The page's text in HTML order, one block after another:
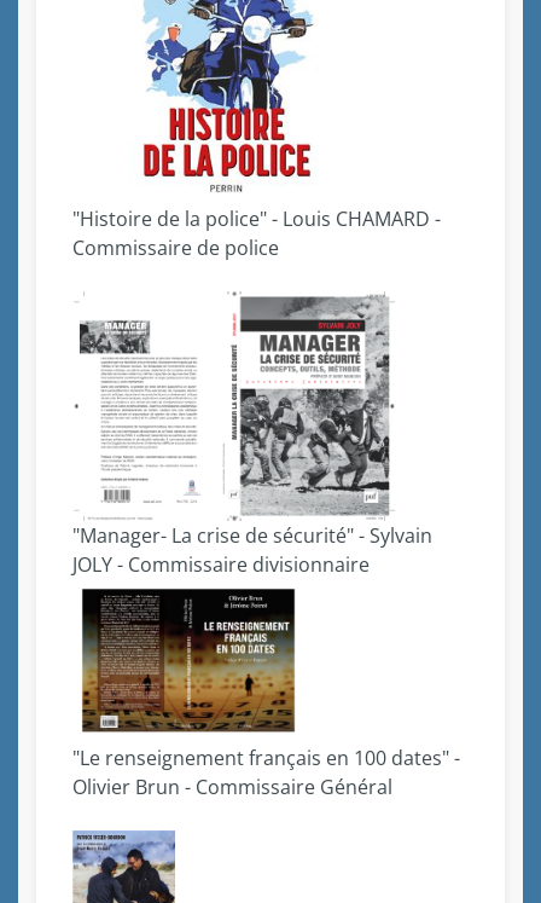
"Histoire de la police" - Louis CHAMARD -
Commissaire de police
"Manager- La crise de sécurité" - Sylvain
JOLY - Commissaire divisionnaire
"Le renseignement français en 100 dates" -
Olivier Brun - Commissaire Général